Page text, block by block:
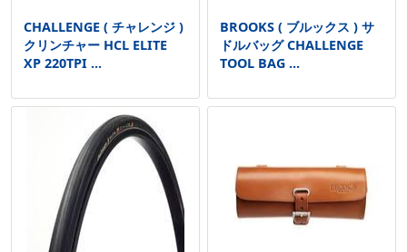
CHALLENGE ( チャレンジ )
クリンチャー HCL ELITE
XP 220TPI ...
BROOKS ( ブルックス ) サ
ドルバッグ CHALLENGE
TOOL BAG ...